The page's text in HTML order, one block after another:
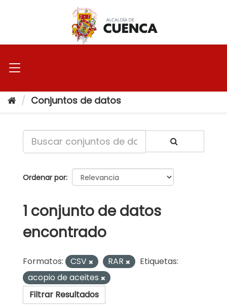
Conjuntos de datos
Ordenar por
1 conjunto de datos
encontrado
Formatos: CSV RAR
Etiquetas:
acopio de aceites
Filtrar Resultados